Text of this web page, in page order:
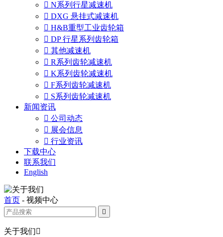
 N系列行星减速机
 DXG 悬挂式减速机
 H&B重型工业齿轮箱
 DP 行星系列齿轮箱
 其他减速机
 R系列齿轮减速机
 K系列齿轮减速机
 F系列齿轮减速机
 S系列齿轮减速机
新闻资讯
 公司动态
 展会信息
 行业资讯
下载中心
联系我们
English
首页 - 视频中心

关于我们